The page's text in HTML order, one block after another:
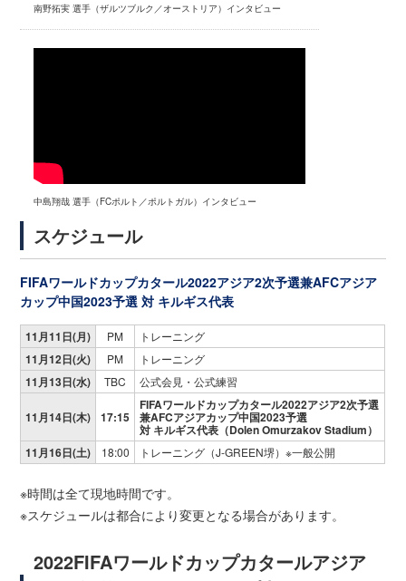
南野拓実 選手（ザルツブルク／オーストリア）インタビュー
中島翔哉 選手（FCポルト／ポルトガル）インタビュー
スケジュール
FIFAワールドカップカタール2022アジア2次予選兼AFCアジア
カップ中国2023予選対 キルギス代表
11月11日(月) PM トレーニング
11月12日(火) PM トレーニング
11月13日(水) TBC 公式会見・公式練習
11月14日(木) 17:15
FIFAワールドカップカタール2022アジア2次予選
兼AFCアジアカップ中国2023予選
対 キルギス代表（Dolen Omurzakov Stadium）
11月16日(土)
18:00 トレーニング（J-GREEN堺）※一般公開
※時間は全て現地時間です。
※スケジュールは都合により変更となる場合があります。
2022FIFAワールドカップカタールアジア